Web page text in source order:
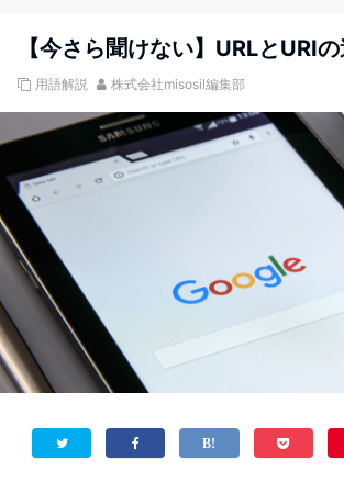
【今さら聞けない】URLとURI
用語解説 株式会社misosil編集部